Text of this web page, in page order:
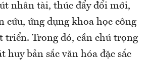
nhân tài, thúc đẩy đổi mới,
cứu, ứng dụng khoa học công
triển. Trong đó, cần chú trọng
huy bản sắc văn hóa đặc sắc